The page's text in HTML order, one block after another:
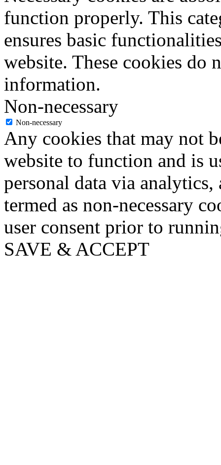
function properly. This
ensures basic
website. These cookies do
information.
Non-necessary
Non-necessary
Any cookies that may not
website to function and is
personal data via analytics,
termed as non-necessary
user consent prior to
SAVE & ACCEPT